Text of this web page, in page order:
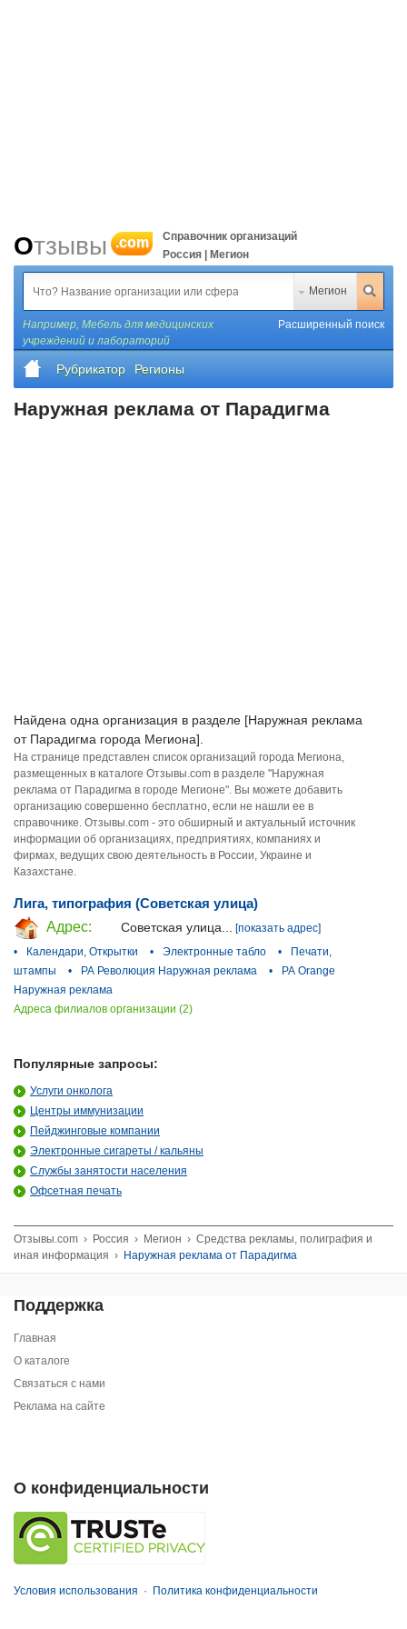
Отзывы .com
Справочник организаций
Россия | Мегион
Мегион
Например, Мебель для медицинских
учреждений и лабораторий
Расширенный поиск
Рубрикатор Регионы
Наружная реклама от Парадигма
Найдена одна организация в разделе [Наружная реклама
от Парадигма города Мегиона].
На странице представлен список организаций города Мегиона,
размещенных в каталоге Отзывы.com в разделе "Наружная
реклама от Парадигма в городе Мегионе". Вы можете добавить
организацию совершенно бесплатно, если не нашли ее в
справочнике. Отзывы.com - это обширный и актуальный источник
информации об организациях, предприятиях, компаниях и
фирмах, ведущих свою деятельность в России, Украине и
Казахстане.
Лига, типография (Советская улица)
Адрес:
Советская улица...
[показать адрес]
•
Календари, Открытки • Электронные табло •
Печати,
штампы
• РА Революция Наружная реклама •
РА Orange
Наружная реклама
Адреса филиалов организации (2)
Популярные запросы:
Услуги онколога
Центры иммунизации
Пейджинговые компании
Электронные сигареты / кальяны
Службы занятости населения
Офсетная печать
Отзывы.com › Россия › Мегион › Средства рекламы, полиграфия и
иная информация › Наружная реклама от Парадигма
Поддержка
Главная
О каталоге
Связаться с нами
Реклама на сайте
О конфиденциальности
Условия использования · Политика конфиденциальности